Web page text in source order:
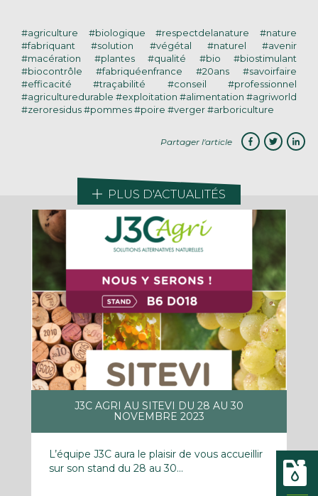
#agriculture #biologique #respectdelanature #nature
#fabriquant #solution #végétal #naturel #avenir
#macération #plantes #qualité #bio #biostimulant
#biocontrôle #fabriquéenfrance #20ans #savoirfaire
#efficacité #traçabilité #conseil #professionnel
#agriculturedurable #exploitation #alimentation #agriworld
#zeroresidus #pommes #poire #verger #arboriculture
Partager l'article
PLUS D'ACTUALITÉS
J3C AGRI AU SITEVI DU 28 AU 30
NOVEMBRE 2023
L’équipe J3C aura le plaisir de vous accueillir
sur son stand du 28 au 30...